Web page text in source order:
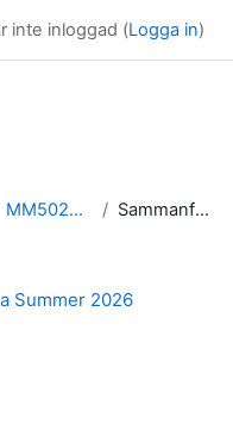
inte inloggad (Logga in)
MM5020 ST26 Sammanfattning
Summer 2026